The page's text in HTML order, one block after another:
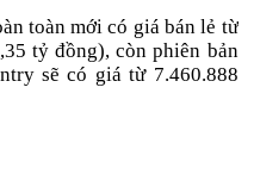
toàn mới có giá bán lẻ từ
tỷ đồng), còn phiên bản
sẽ có giá từ 7.460.888